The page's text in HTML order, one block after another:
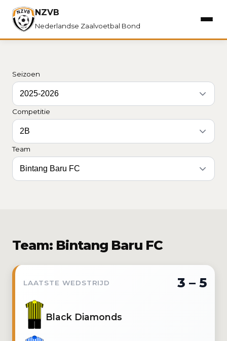
NZVB
Nederlandse Zaalvoetbal Bond
Seizoen
Competitie
Team
Team: Bintang Baru FC
LAATSTE WEDSTRIJD 3 – 5
Black Diamonds